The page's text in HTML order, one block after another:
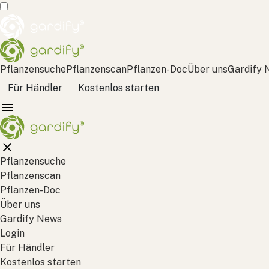
PflanzensuchePflanzenscanPflanzen-DocÜber unsGardify
Für Händler
Kostenlos starten
Pflanzensuche
Pflanzenscan
Pflanzen-Doc
Über uns
Gardify News
Login
Für Händler
Kostenlos starten